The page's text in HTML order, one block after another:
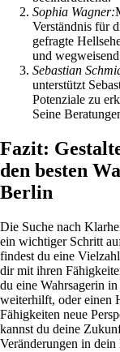
Sophia Wagner:
Verständnis für
gefragte
und
Sebastian
unterstützt
Potenziale zu
Seine
Fazit:
den besten
Berlin
Die Suche nach
ein wichtiger Schritt
findest du eine
dir mit ihren
du eine Wahrsagerin
weiterhilft, oder einen
Fähigkeiten neue
kannst du deine
Veränderungen in